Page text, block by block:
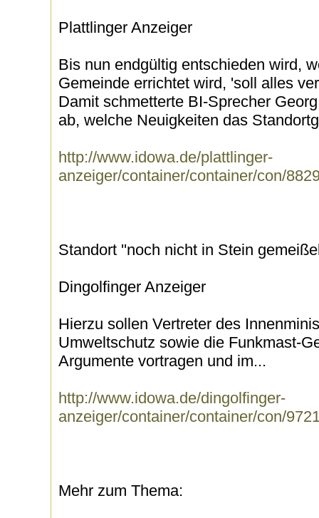
Plattlinger Anzeiger
Bis nun endgültig entschieden wird,
Gemeinde errichtet wird, 'soll alles
Damit schmetterte BI-Sprecher
ab, welche Neuigkeiten das
http://www.idowa.de/plattlinger-
anzeiger/container/container/con/
Standort ''noch nicht in Stein
Dingolfinger Anzeiger
Hierzu sollen Vertreter des
Umweltschutz sowie die Funkmast-
Argumente vortragen und im...
http://www.idowa.de/dingolfinger-
anzeiger/container/container/con/
Mehr zum Thema: